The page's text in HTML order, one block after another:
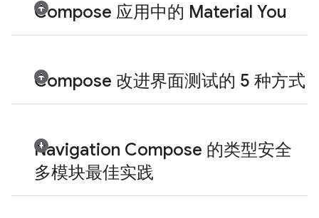
Compose 应用中的 Material You
Compose 改进界面测试的 5 种方式
Navigation Compose 的类型安全
多模块最佳实践